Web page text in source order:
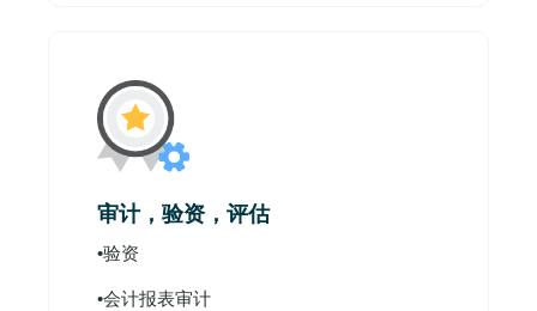
审计，验资，评估
•验资
•会计报表审计